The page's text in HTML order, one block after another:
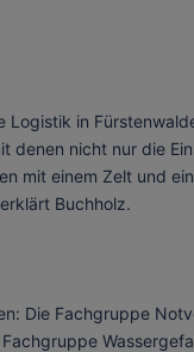
in
denen nicht nur die
mit einem Zelt und
Buchholz.
Die Fachgruppe